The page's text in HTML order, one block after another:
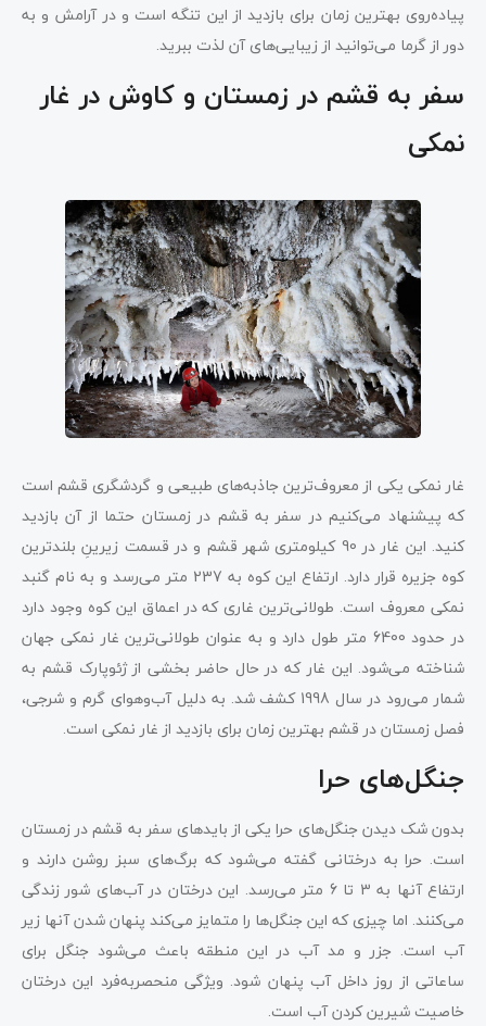
پیاده‌روی بهترین زمان برای بازدید از این تنگه است و در آرامش و به
دور از گرما می‌توانید از زیبایی‌های آن لذت ببرید.
سفر به قشم در زمستان و کاوش در غار
نمکی
غار نمکی یکی از معروف‌ترین جاذبه‌های طبیعی و گردشگری قشم است
که پیشنهاد می‌کنیم در سفر به قشم در زمستان حتما از آن بازدید
کنید. این غار در 90 کیلومتری شهر قشم و در قسمت زیرینِ بلندترین
کوه جزیره قرار دارد. ارتفاع این کوه به 237 متر می‌رسد و به نام گنبد
نمکی معروف است. طولانی‌ترین غاری که در اعماق این کوه وجود دارد
در حدود 6400 متر طول دارد و به عنوان طولانی‌ترین غار نمکی جهان
شناخته می‌شود. این غار که در حال حاضر بخشی از ژئوپارک قشم به
شمار می‌رود در سال 1998 کشف شد. به دلیل آب‌وهوای گرم و شرجی،
فصل زمستان در قشم بهترین زمان برای بازدید از غار نمکی است.
جنگل‌های حرا
بدون شک دیدن جنگل‌های حرا یکی از بایدهای سفر به قشم در زمستان
است. حرا به درختانی گفته می‌شود که برگ‌های سبز روشن دارند و
ارتفاع آنها به 3 تا 6 متر می‌رسد. این درختان در آب‌های شور زندگی
می‌کنند. اما چیزی که این جنگل‌ها را متمایز می‌کند پنهان شدن آنها زیر
آب است. جزر و مد آب در این منطقه باعث می‌شود جنگل برای
ساعاتی از روز داخل آب پنهان شود. ویژگی منحصربه‌فرد این درختان
خاصیت شیرین‌ کردن آب است.